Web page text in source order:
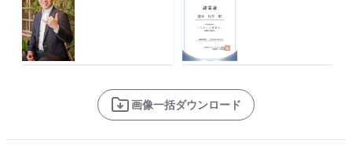
画像一括ダウンロード